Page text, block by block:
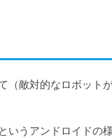
（敵対的なロボット
いうアンドロイドの